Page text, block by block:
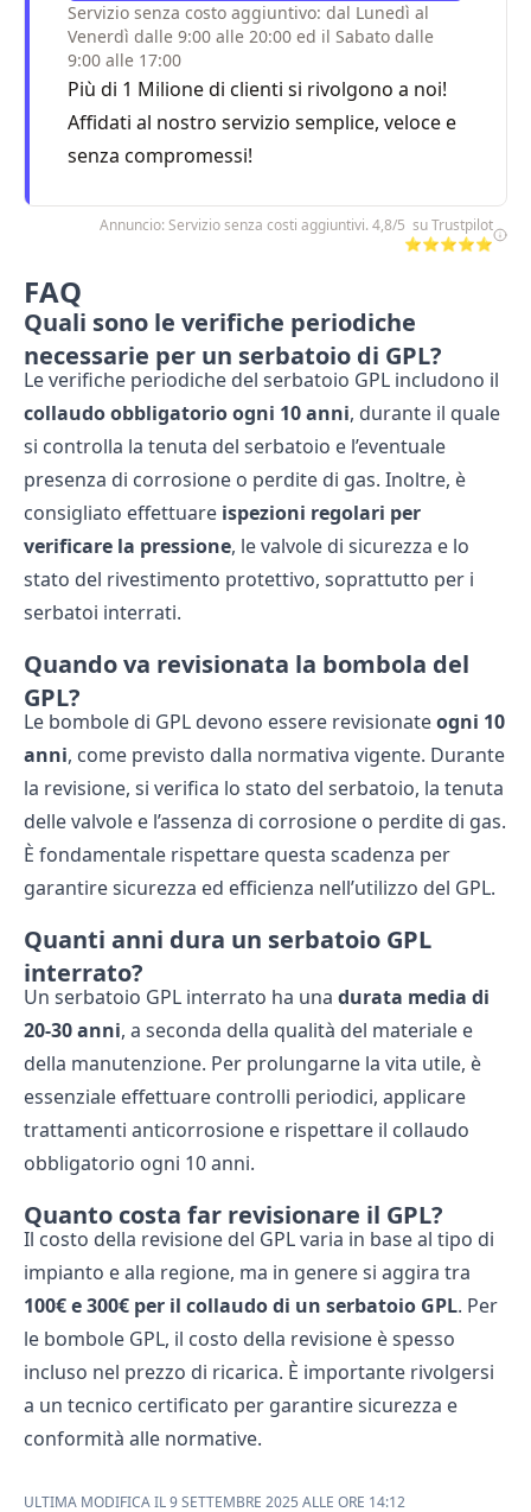
Servizio senza costo aggiuntivo: dal Lunedì al
Venerdì dalle 9:00 alle 20:00 ed il Sabato dalle
9:00 alle 17:00
Più di 1 Milione di clienti si rivolgono a noi!
Affidati al nostro servizio semplice, veloce e
senza compromessi!
Annuncio: Servizio senza costi aggiuntivi. 4,8/5 su Trustpilot
⭐⭐⭐⭐⭐
FAQ
Quali sono le verifiche periodiche
necessarie per un serbatoio di GPL?
Le verifiche periodiche del serbatoio GPL includono il
collaudo obbligatorio ogni 10 anni, durante il quale
si controlla la tenuta del serbatoio e l’eventuale
presenza di corrosione o perdite di gas. Inoltre, è
consigliato effettuare ispezioni regolari per
verificare la pressione, le valvole di sicurezza e lo
stato del rivestimento protettivo, soprattutto per i
serbatoi interrati.
Quando va revisionata la bombola del
GPL?
Le bombole di GPL devono essere revisionateogni 10
anni, come previsto dalla normativa vigente. Durante
la revisione, si verifica lo stato del serbatoio, la tenuta
delle valvole e l’assenza di corrosione o perdite di gas.
È fondamentale rispettare questa scadenza per
garantire sicurezza ed efficienza nell’utilizzo del GPL.
Quanti anni dura un serbatoio GPL
interrato?
Un serbatoio GPL interrato ha una durata media di
20-30 anni, a seconda della qualità del materiale e
della manutenzione. Per prolungarne la vita utile, è
essenziale effettuare controlli periodici, applicare
trattamenti anticorrosione e rispettare il collaudo
obbligatorio ogni 10 anni.
Quanto costa far revisionare il GPL?
Il costo della revisione del GPL varia in base al tipo di
impianto e alla regione, ma in genere si aggira tra
100€ e 300€ per il collaudo di un serbatoio GPL. Per
le bombole GPL, il costo della revisione è spesso
incluso nel prezzo di ricarica. È importante rivolgersi
a un tecnico certificato per garantire sicurezza e
conformità alle normative.
ULTIMA MODIFICA IL 9 SETTEMBRE 2025 ALLE ORE 14:12